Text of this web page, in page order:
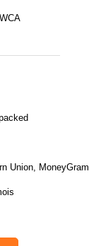
Union, MoneyGram